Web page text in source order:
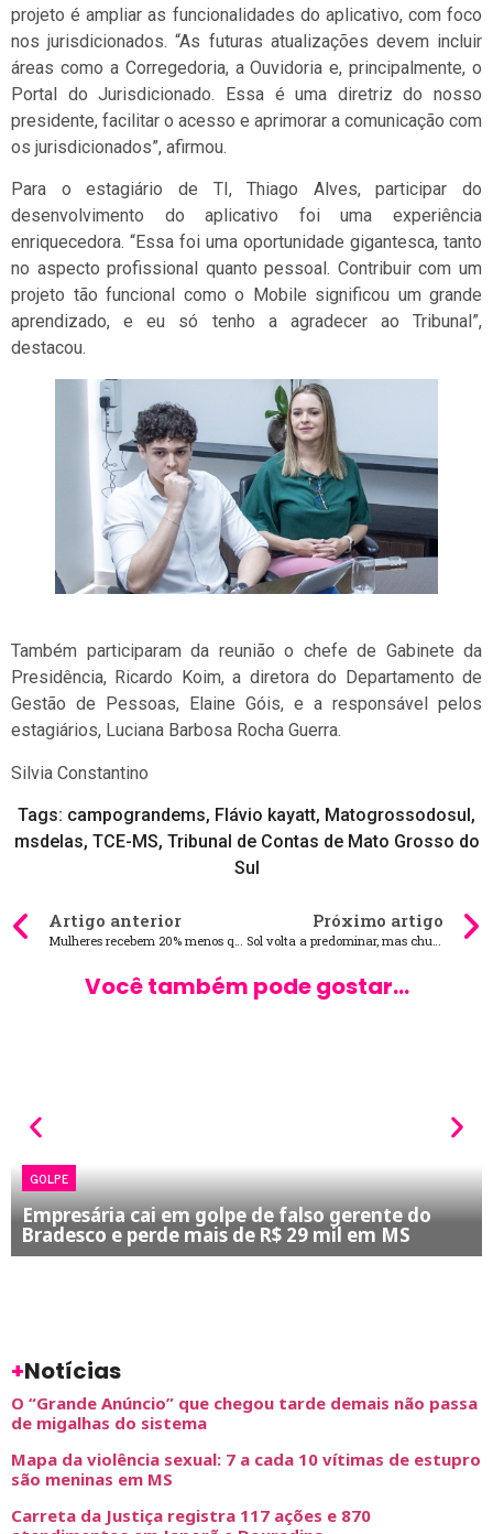
projeto é ampliar as funcionalidades do aplicativo, com foco
nos jurisdicionados. “As futuras atualizações devem incluir
áreas como a Corregedoria, a Ouvidoria e, principalmente, o
Portal do Jurisdicionado. Essa é uma diretriz do nosso
presidente, facilitar o acesso e aprimorar a comunicação com
os jurisdicionados”, afirmou.
Para o estagiário de TI, Thiago Alves, participar do
desenvolvimento do aplicativo foi uma experiência
enriquecedora. “Essa foi uma oportunidade gigantesca, tanto
no aspecto profissional quanto pessoal. Contribuir com um
projeto tão funcional como o Mobile significou um grande
aprendizado, e eu só tenho a agradecer ao Tribunal”,
destacou.
Também participaram da reunião o chefe de Gabinete da
Presidência, Ricardo Koim, a diretora do Departamento de
Gestão de Pessoas, Elaine Góis, e a responsável pelos
estagiários, Luciana Barbosa Rocha Guerra.
Silvia Constantino
Tags: campograndems, Flávio kayatt, Matogrossodosul ,
msdelas, TCE-MS, Tribunal de Contas de Mato Grosso do
Sul
Artigo anterior Próximo artigo
Você também pode gostar...
GOLPE
Empresária cai em golpe de falso gerente do
Bradesco e perde mais de R$ 29 mil em MS
+Notícias
O “Grande Anúncio” que chegou tarde demais não passa
de migalhas do sistema
Mapa da violência sexual: 7 a cada 10 vítimas de estupro
são meninas em MS
Carreta da Justiça registra 117 ações e 870